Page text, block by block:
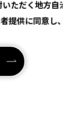
ただく地方自
提供に同意し